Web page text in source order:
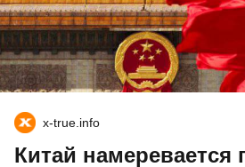
x-true.info
Китай намеревается